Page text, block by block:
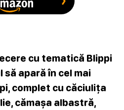
cu tematică Blippi
apară în cel mai
complet cu căciulița
cămașa albastră,